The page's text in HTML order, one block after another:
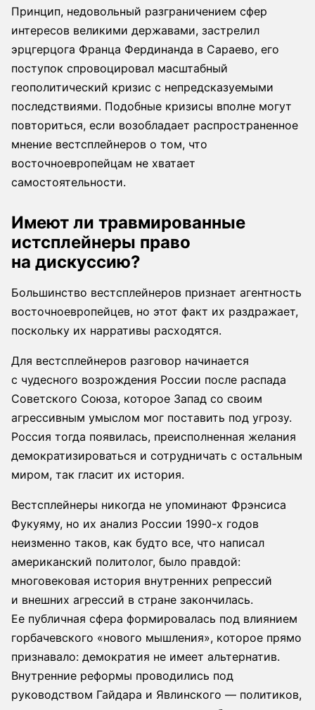
Принцип, недовольный разграничением сфер
интересов великими державами, застрелил
эрцгерцога Франца Фердинанда в Сараево, его
поступок спровоцировал масштабный
геополитический кризис с непредсказуемыми
последствиями. Подобные кризисы вполне могут
повториться, если возобладает распространенное
мнение вестсплейнеров о том, что
восточноевропейцам не хватает
самостоятельности.
Имеют ли травмированные
истсплейнеры право
на дискуссию?
Большинство вестсплейнеров признает агентность
восточноевропейцев, но этот факт их раздражает,
поскольку их нарративы расходятся.
Для вестсплейнеров разговор начинается
с чудесного возрождения России после распада
Советского Союза, которое Запад со своим
агрессивным умыслом мог поставить под угрозу.
Россия тогда появилась, преисполненная желания
демократизироваться и сотрудничать с остальным
миром, так гласит их история.
Вестсплейнеры никогда не упоминают Фрэнсиса
Фукуяму, но их анализ России 1990-х годов
неизменно таков, как будто все, что написал
американский политолог, было правдой:
многовековая история внутренних репрессий
и внешних агрессий в стране закончилась.
Ее публичная сфера формировалась под влиянием
горбачевского «нового мышления», которое прямо
признавало: демократия не имеет альтернатив.
Внутренние реформы проводились под
руководством Гайдара и Явлинского — политиков,